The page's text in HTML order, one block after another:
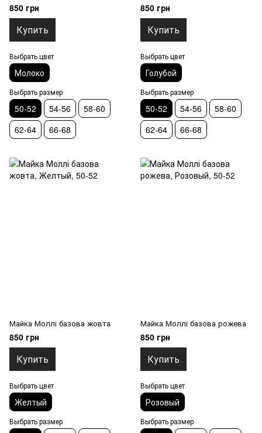
850 грн
Купить
Выбрать цвет
Молоко
Выбрать размер
50-52 54-56
58-60
62-64
66-68
850 грн
Купить
Выбрать цвет
Голубой
Выбрать размер
50-52 54-56
58-60
62-64
66-68
Майка Моллі базова жовта
850 грн
Купить
Выбрать цвет
Желтый
Выбрать размер
Майка Моллі базова рожева
850 грн
Купить
Выбрать цвет
Розовый
Выбрать размер